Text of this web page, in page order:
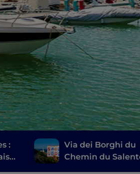
:
Via dei Borghi du
Chemin du